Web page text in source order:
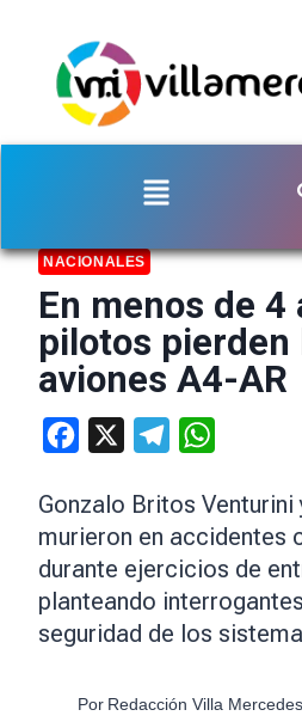
NACIONALES
En menos de 4
pilotos pierden
aviones A4-AR
Facebook Telegram
Gonzalo Britos Venturini
murieron en accidentes
durante ejercicios de
planteando
seguridad de los
Por Redacción Villa